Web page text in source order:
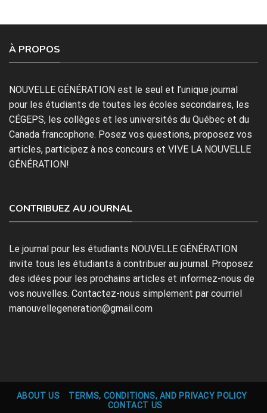
À PROPOS
NOUVELLE GÉNÉRATION est le seul et l’unique journal
pour les étudiants de toutes les écoles secondaires, les
CÉGEPS, les collèges et les universités du Québec et du
Canada francophone. Posez vos questions, proposez vos
articles, participez à nos concours et VIVE LA NOUVELLE
GÉNÉRATION!
CONTRIBUEZ AU JOURNAL
Le journal pour les étudiants NOUVELLE GÉNÉRATION
invite tous les étudiants à contribuer au journal. Proposez
des idées pour les prochains articles et informez-nous de
vos nouvelles. Contactez-nous simplement par courriel
manouvellegeneration@gmail.com
ABOUT US
TERMS, CONDITIONS, AND PRIVACY POLICY
CONTACT US